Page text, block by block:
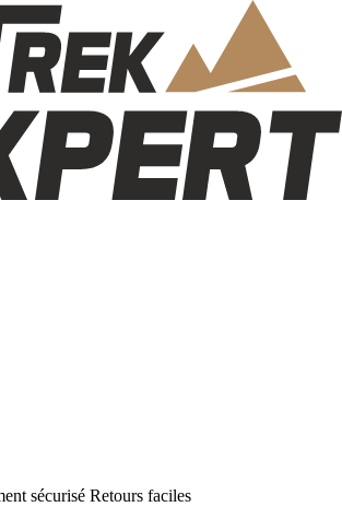
sécurisé Retours faciles